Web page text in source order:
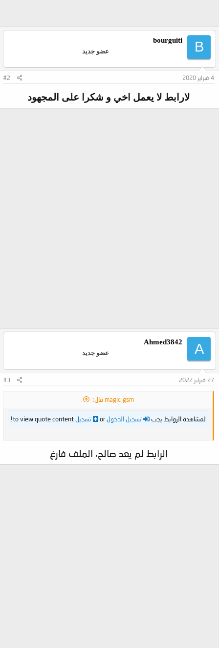
B
bourguiti
عضو جديد
4 فبراير 2020 #2
لارابط لا يعمل اخي و شكرا على المجهود
A
Ahmed3842
عضو جديد
27 فبراير 2022 #3
magic-gsm قال:
لمشاهدة الروابط يجب تسجيل الدخولor تسجيلto view quote content!
الرابط لم يعد صالح، الملف فارغ